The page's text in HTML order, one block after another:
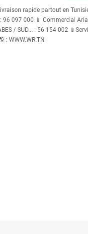
rapide partout en
097 000 📱 Commercial
/ SUD... : 56 154 002
: WWW.WR.TN